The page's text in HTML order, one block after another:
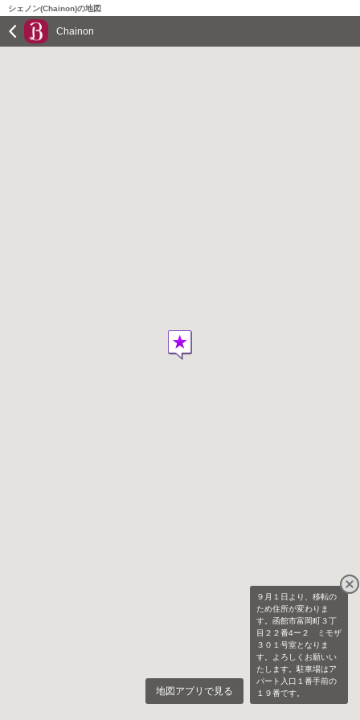
シェノン(Chainon)の地図
Chainon
９月１日より、移転の
ため住所が変わりま
す。函館市富岡町３丁
目２２番4ー２ ミモザ
３０１号室となりま
す。よろしくお願いい
たします。駐車場はア
パート入口１番手前の
１９番です。
地図アプリで見る